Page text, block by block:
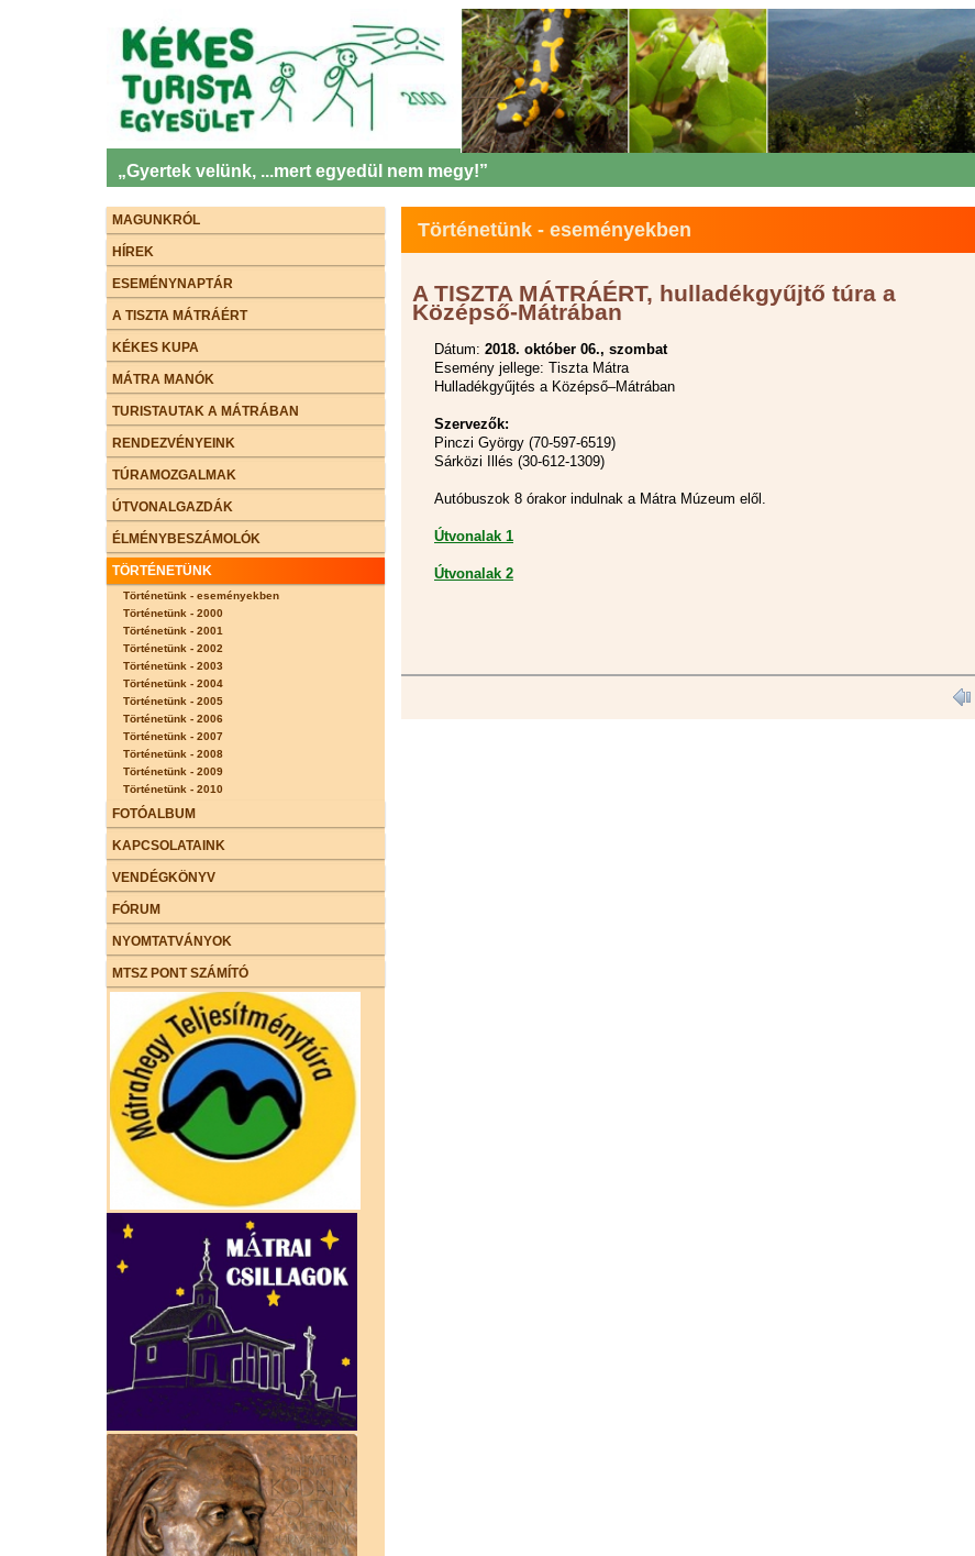
„Gyertek velünk, ...mert egyedül nem megy!”
MAGUNKRÓL
HÍREK
ESEMÉNYNAPTÁR
A TISZTA MÁTRÁÉRT
KÉKES KUPA
MÁTRA MANÓK
TURISTAUTAK A MÁTRÁBAN
RENDEZVÉNYEINK
TÚRAMOZGALMAK
ÚTVONALGAZDÁK
ÉLMÉNYBESZÁMOLÓK
TÖRTÉNETÜNK
Történetünk - eseményekben
Történetünk - 2000
Történetünk - 2001
Történetünk - 2002
Történetünk - 2003
Történetünk - 2004
Történetünk - 2005
Történetünk - 2006
Történetünk - 2007
Történetünk - 2008
Történetünk - 2009
Történetünk - 2010
FOTÓALBUM
KAPCSOLATAINK
VENDÉGKÖNYV
FÓRUM
NYOMTATVÁNYOK
MTSZ PONT SZÁMÍTÓ
Történetünk - eseményekben
A TISZTA MÁTRÁÉRT, hulladékgyűjtő túra a
Középső-Mátrában
Dátum: 2018. október 06., szombat
Esemény jellege: Tiszta Mátra
Hulladékgyűjtés a Középső–Mátrában
Szervezők:
Pinczi György (70-597-6519)
Sárközi Illés (30-612-1309)
Autóbuszok 8 órakor indulnak a Mátra Múzeum elől.
Útvonalak 1
Útvonalak 2